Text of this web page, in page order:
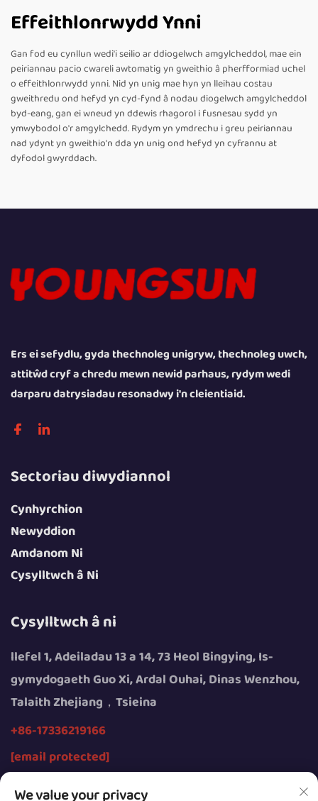
Effeithlonrwydd Ynni
Gan fod eu cynllun wedi'i seilio ar ddiogelwch amgylcheddol, mae ein
peiriannau pacio cwareli awtomatig yn gweithio â pherfformiad uchel
o effeithlonrwydd ynni. Nid yn unig mae hyn yn lleihau costau
gweithredu ond hefyd yn cyd-fynd â nodau diogelwch amgylcheddol
byd-eang, gan ei wneud yn ddewis rhagorol i fusnesau sydd yn
ymwybodol o'r amgylchedd. Rydym yn ymdrechu i greu peiriannau
nad ydynt yn gweithio'n dda yn unig ond hefyd yn cyfrannu at
dyfodol gwyrddach.
Ers ei sefydlu, gyda thechnoleg unigryw, thechnoleg uwch,
attitŵd cryf a chredu mewn newid parhaus, rydym wedi
darparu datrysiadau resonadwy i'n cleientiaid.
Sectoriau diwydiannol
Cynhyrchion
Newyddion
Amdanom Ni
Cysylltwch â Ni
Cysylltwch â ni
llefel 1, Adeiladau 13 a 14, 73 Heol Bingying, Is-
gymydogaeth Guo Xi, Ardal Ouhai, Dinas Wenzhou,
Talaith Zhejiang，Tsieina
+86-17336219166
[email protected]
We value your privacy